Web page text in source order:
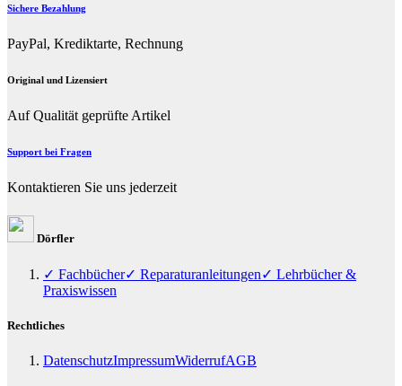
Sichere Bezahlung
PayPal, Krediktarte, Rechnung
Original und Lizensiert
Auf Qualität geprüfte Artikel
Support bei Fragen
Kontaktieren Sie uns jederzeit
Dörfler
✓ Fachbücher✓ Reparaturanleitungen✓ Lehrbücher &
Praxiswissen
Rechtliches
DatenschutzImpressumWiderrufAGB